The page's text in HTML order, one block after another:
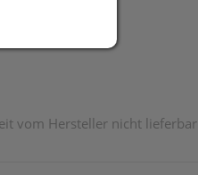
vom Hersteller nicht lieferbar